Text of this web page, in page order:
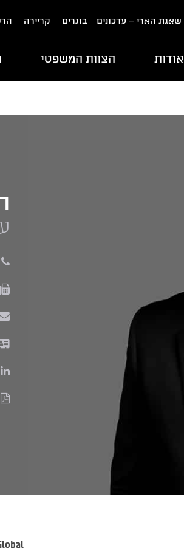
שאגת הארי – עדכונים בוגרים קריירה
אודות הצוות המשפטי